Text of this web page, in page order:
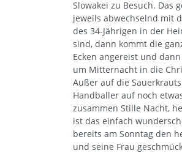
Slowakei zu Besuch. Das
jeweils abwechselnd mit
des 34-Jährigen in der
sind, dann kommt die
Ecken angereist und
um Mitternacht in die
Außer auf die
Handballer auf noch
zusammen Stille Nacht,
ist das einfach
bereits am Sonntag den
und seine Frau